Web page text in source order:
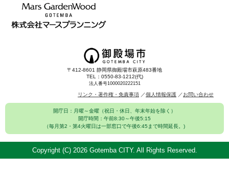
〒412-8601 静岡県御殿場市萩原483番地
TEL：0550-83-1212(代)
法人番号1000020222151
リンク・著作権・免責事項 個人情報保護 お問い合わせ
開庁日：月曜～金曜（祝日・休日、年末年始を除く）
開庁時間：午前8:30～午後5:15
（毎月第2・第4火曜日は一部窓口で午後6:45まで時間延長。)
Copyright (C) 2026 Gotemba CITY. All Rights Reserved.